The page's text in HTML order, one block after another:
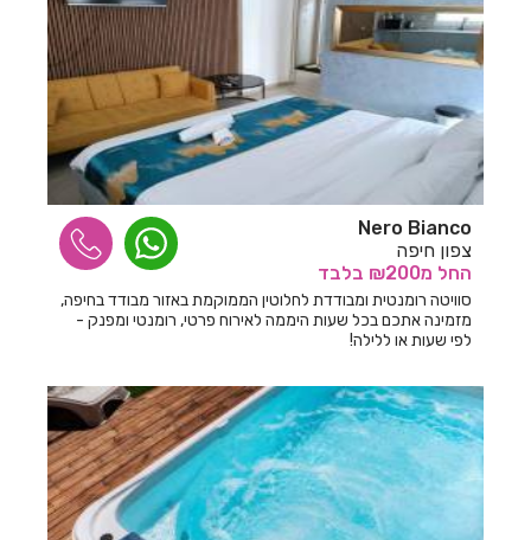
חדרים לפי שעה בכפר יונה
חדרים לפי שעה בכפר נטר
חדרים לפי שעה בכפר סבא
חדרים לפי שעה בכפר קיש
חדרים לפי שעה בכפר תבור
חדרים לפי שעה בכרכום
חדרים לפי שעה בכרם מהרל
חדרים לפי שעה בכרמיאל
חדרים לפי שעה בלוטם
חדרים לפי שעה בליבנים
Nero Bianco
צפון חיפה
החל מ₪200 בלבד
סוויטה רומנטית ומבודדת לחלוטין הממוקמת באזור מבודד בחיפה,
מזמינה אתכם בכל שעות היממה לאירוח פרטי, רומנטי ומפנק -
לפי שעות או ללילה!